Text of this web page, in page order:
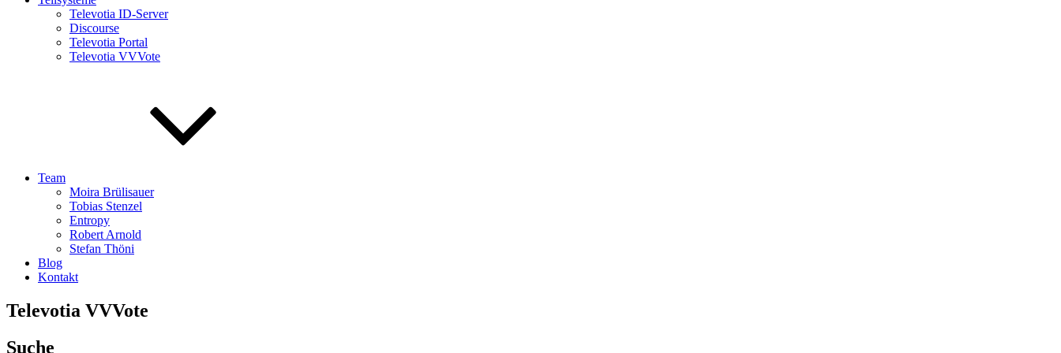
Televotia ID-Server
Discourse
Televotia Portal
Televotia VVVote
Team
Moira Brülisauer
Tobias Stenzel
Entropy
Robert Arnold
Stefan Thöni
Blog
Kontakt
Televotia VVVote
Suche